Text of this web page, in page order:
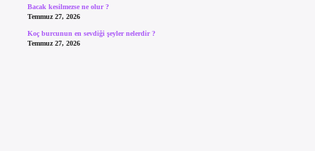
Bacak kesilmezse ne olur ?
Temmuz 27, 2026
Koç burcunun en sevdiği şeyler nelerdir ?
Temmuz 27, 2026